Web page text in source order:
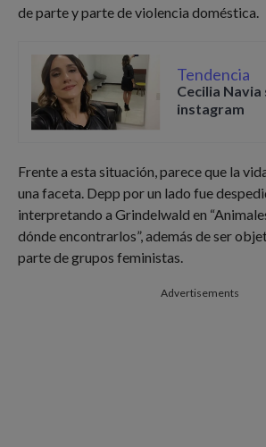
de parte y parte de violencia doméstica.
Tendencia
Cecilia Navia
instagram
Frente a esta situación, parece que la
una faceta. Depp por un lado fue
interpretando a Grindelwald en
dónde encontrarlos”, además de ser
parte de grupos feministas.
Advertisements